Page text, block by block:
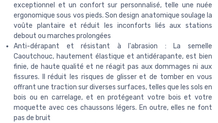
exceptionnel et un confort sur personnalisé, telle une nuée
ergonomique sous vos pieds. Son design anatomique soulage la
voûte plantaire et réduit les inconforts liés aux stations
debout ou marches prolongées
Anti-dérapant et résistant à l'abrasion : La semelle
Caoutchouc, hautement élastique et antidérapante, est bien
finie, de haute qualité et ne réagit pas aux dommages ni aux
fissures. Il réduit les risques de glisser et de tomber en vous
offrant une traction sur diverses surfaces, telles que les sols en
bois ou en carrelage, et en protégeant votre bois et votre
moquette avec ces chaussons légers. En outre, elles ne font
pas de bruit